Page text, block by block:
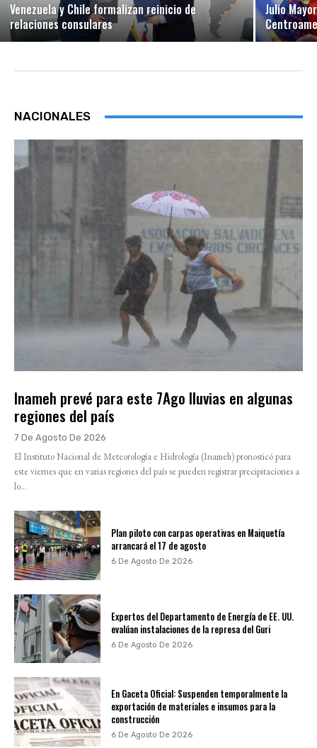
Venezuela y Chile formalizan reinicio de
relaciones consulares
Julio
NACIONALES
Inameh prevé para este 7Ago lluvias en algunas
regiones del país
7 De Agosto De 2026
El Instituto Nacional de Meteorología e Hidrología (Inameh) pronosticó para
este viernes que en varias regiones del país se pueden registrar precipitaciones a
lo...
Plan piloto con carpas operativas en Maiquetía
arrancará el 17 de agosto
6 De Agosto De 2026
Expertos del Departamento de Energía de EE. UU.
evalúan instalaciones de la represa del Guri
6 De Agosto De 2026
En Gaceta Oficial: Suspenden temporalmente la
exportación de materiales e insumos para la
construcción
6 De Agosto De 2026